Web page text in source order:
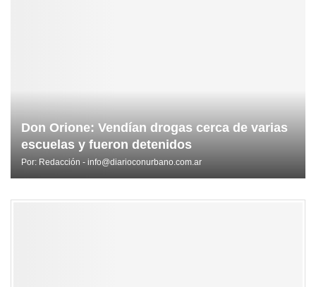
Don Orione: Vendían drogas cerca de varias
escuelas y fueron detenidos
Por: Redacción - info@diarioconurbano.com.ar